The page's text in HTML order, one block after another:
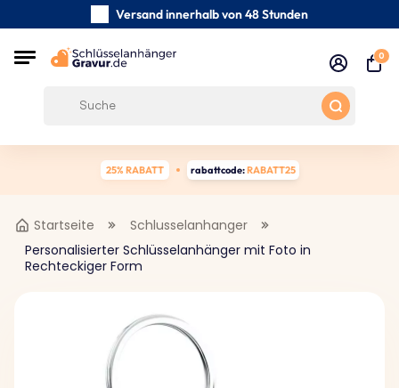
Versand innerhalb von 48 Stunden
0
25% RABATT rabattcode:RABATT25
Startseite
Schlusselanhanger
Personalisierter Schlüsselanhänger mit Foto in
Rechteckiger Form